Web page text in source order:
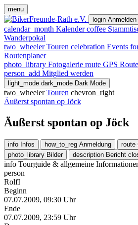
menu
login Anmelden
calendar_month Kalender coffee
Wanderpokal
two_wheeler Touren celebration Events
Routenplaner
photo_library Fotogalerie route GPS
person_add Mitglied werden
light_mode dark_mode Dark Mode
two_wheeler Touren chevron_right
Äußerst spontan op Jöck
Äußerst spontan op Jöck
info Infos how_to_reg Anmeldung route
photo_library Bilder description Bericht
info Tourguide & allgemeine
person
RolfI
Beginn
07.07.2009, 09:30 Uhr
Ende
07.07.2009, 23:59 Uhr